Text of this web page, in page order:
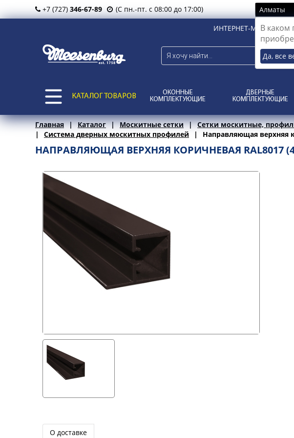
+7 (727) 346-67-89 (С пн.-пт. с 08:00 до 17:00) Алматы
В каком
Да, все
ИНТЕРНЕТ-МАГАЗИН
КАТАЛОГ ТОВАРОВ
ОКОННЫЕ
КОМПЛЕКТУЮЩИЕ
ДВЕРНЫЕ
КОМПЛЕКТУЮЩИЕ
Главная Каталог Москитные сетки Сетки москитные,
Система дверных москитных профилей
Направляющая верхняя
НАПРАВЛЯЮЩАЯ ВЕРХНЯЯ КОРИЧНЕВАЯ RAL8017
О доставке